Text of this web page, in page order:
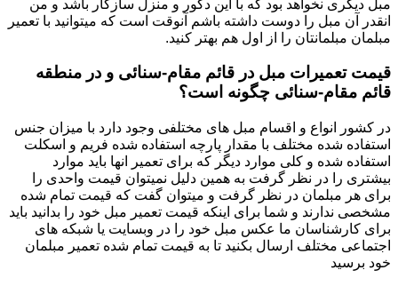
مبل دیگری نخواهد بود که با این دکور و منزل سازگار باشد و من
انقدر آن مبل را دوست داشته باشم آنوقت است که میتوانید با تعمیر
مبلمان مبلمانتان را از اول هم بهتر کنید.
قیمت تعمیرات مبل در قائم مقام-سنائی و در منطقه
قائم مقام-سنائی چگونه است؟
در کشور انواع و اقسام مبل های مختلفی وجود دارد با میزان جنس
استفاده شده مختلف با مقدار پارچه استفاده شده فریم و اسکلت
استفاده شده و کلی موارد دیگر که برای تعمیر انها باید موارد
بیشتری را در نظر گرفت به همین دلیل نمیتوان قیمت واحدی را
برای هر مبلمان در نظر گرفت و میتوان گفت که قیمت تمام شده
مشخصی ندارند و شما برای اینکه قیمت تعمیر مبل خود را بدانید باید
برای کارشناسان ما عکس مبل خود را در وبسایت یا شبکه های
اجتماعی مختلف ارسال بکنید تا به قیمت تمام شده تعمیر مبلمان
خود برسید